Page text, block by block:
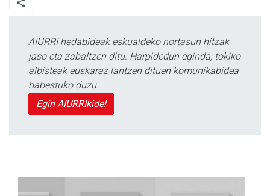
AIURRI hedabideak eskualdeko nortasun hitzak
jaso eta zabaltzen ditu. Harpidedun eginda, tokiko
albisteak euskaraz lantzen dituen komunikabidea
babestuko duzu.
Egin AIURRIkide!